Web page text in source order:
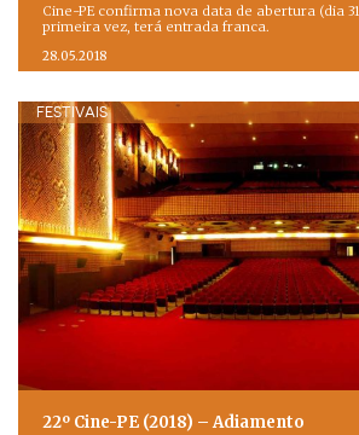
Cine-PE confirma nova data de abertura (dia
primeira vez, terá entrada franca.
28.05.2018
FESTIVAIS
22º Cine-PE (2018) – Adiamento